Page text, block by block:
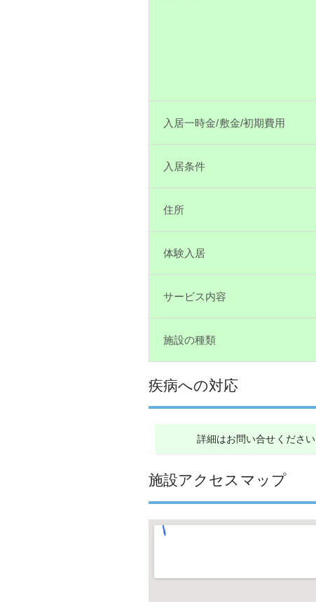
入居一時金/敷金/初期費用
入居条件
住所
体験入居
サービス内容
施設の種類
疾病への対応
詳細はお問い合せください
施設アクセスマップ